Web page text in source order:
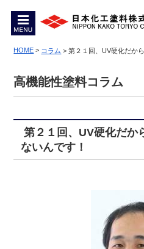
MENU
HOME > コラム >第２１回、UV硬化だか
高機能性塗料コラム
第２１回、UV硬化だか
ないんです！